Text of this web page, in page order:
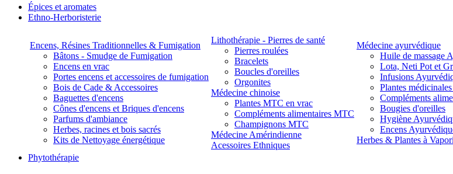
Épices et aromates
Ethno-Herboristerie
Encens, Résines Traditionnelles & Fumigation
Bâtons - Smudge de Fumigation
Encens en vrac
Portes encens et accessoires de fumigation
Bois de Cade & Accessoires
Baguettes d'encens
Cônes d'encens et Briques d'encens
Parfums d'ambiance
Herbes, racines et bois sacrés
Kits de Nettoyage énergétique
Lithothérapie - Pierres de santé
Pierres roulées
Bracelets
Boucles d'oreilles
Orgonites
Médecine chinoise
Plantes MTC en vrac
Compléments alimentaires MTC
Champignons MTC
Médecine Amérindienne
Acessoires Ethniques
Médecine ayurvédique
Huile de massage
Lota, Neti Pot et
Infusions
Plantes
Compléments
Bougies d'oreilles
Hygiène
Encens
Herbes & Plantes à
Phytothérapie